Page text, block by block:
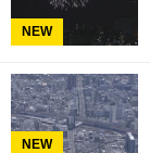
NEW
NEW